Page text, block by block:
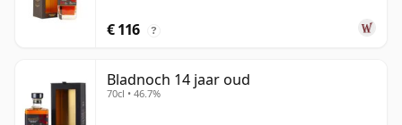
€ 116 ?
Bladnoch 14 jaar oud
70cl • 46.7%